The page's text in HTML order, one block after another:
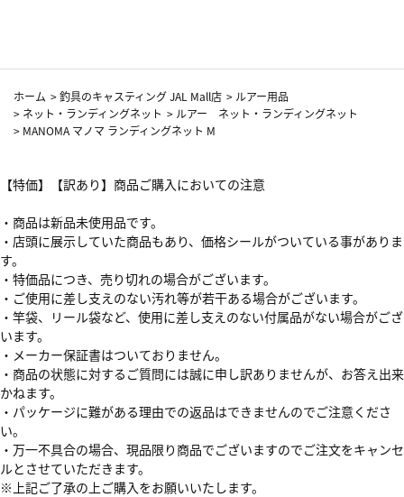
ホーム >釣具のキャスティング JAL Mall店 > ルアー用品
> ネット・ランディングネット > ルアー ネット・ランディングネット
> MANOMA マノマ ランディングネット M
【特価】【訳あり】商品ご購入においての注意
・商品は新品未使用品です。
・店頭に展示していた商品もあり、価格シールがついている事がありま
す。
・特価品につき、売り切れの場合がございます。
・ご使用に差し支えのない汚れ等が若干ある場合がございます。
・竿袋、リール袋など、使用に差し支えのない付属品がない場合がござ
います。
・メーカー保証書はついておりません。
・商品の状態に対するご質問には誠に申し訳ありませんが、お答え出来
かねます。
・パッケージに難がある理由での返品はできませんのでご注意くださ
い。
・万一不具合の場合、現品限り商品でございますのでご注文をキャンセ
ルとさせていただきます。
※上記ご了承の上ご購入をお願いいたします。